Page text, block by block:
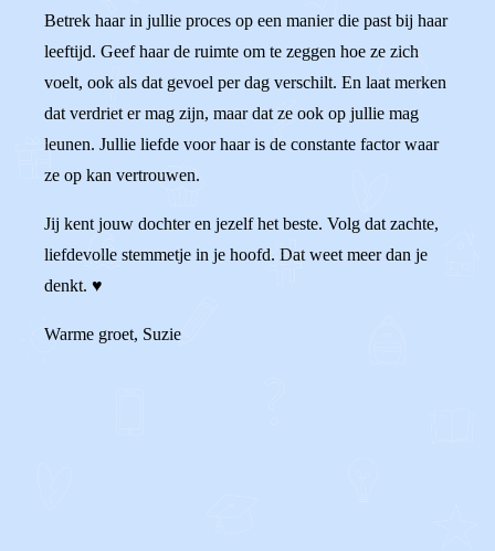
Betrek haar in jullie proces op een manier die past bij haar
leeftijd. Geef haar de ruimte om te zeggen hoe ze zich
voelt, ook als dat gevoel per dag verschilt. En laat merken
dat verdriet er mag zijn, maar dat ze ook op jullie mag
leunen. Jullie liefde voor haar is de constante factor waar
ze op kan vertrouwen.
Jij kent jouw dochter en jezelf het beste. Volg dat zachte,
liefdevolle stemmetje in je hoofd. Dat weet meer dan je
denkt. ♥️
Warme groet, Suzie